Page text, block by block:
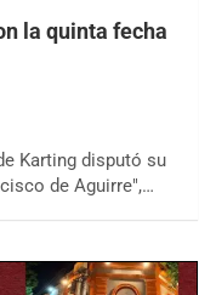
la quinta fecha
Karting disputó su
de Aguirre",…